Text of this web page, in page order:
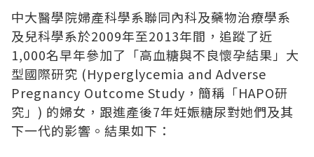
中大醫學院婦產科學系聯同內科及藥物治療學系
及兒科學系於2009年至2013年間，追蹤了近
1,000名早年參加了「高血糖與不良懷孕結果」大
型國際研究 (Hyperglycemia and Adverse
Pregnancy Outcome Study，簡稱「HAPO研
究」) 的婦女，跟進產後7年妊娠糖尿對她們及其
下一代的影響。結果如下：